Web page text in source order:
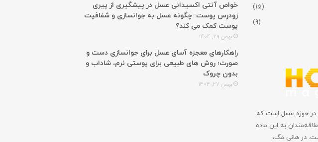
(15)
(9)
در حوزه عسل است که
به این ماده
در هانی مگ،
خواص آنتی اکسیدانی عسل در پیشگیری از پیری
زودرس پوست: چگونه عسل به جوانسازی و شفافیت
پوست کمک می کند؟
بهمن 29, 1404
راهکارهای معجزه آسای عسل برای جوانسازی دست و
صورت؛ روش های طبیعی برای پوستی نرم، شاداب و
بدون چروک
بهمن 27, 1404